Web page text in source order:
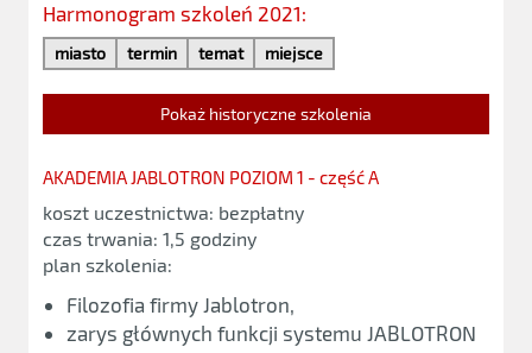
Harmonogram szkoleń 2021:
miasto termin temat miejsce
Pokaż historyczne szkolenia
AKADEMIA JABLOTRON POZIOM 1 - część A
koszt uczestnictwa: bezpłatny
czas trwania: 1,5 godziny
plan szkolenia:
Filozofia firmy Jablotron,
zarys głównych funkcji systemu JABLOTRON